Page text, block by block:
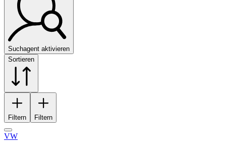
Suchagent aktivieren
Sortieren
Filtern Filtern
VW